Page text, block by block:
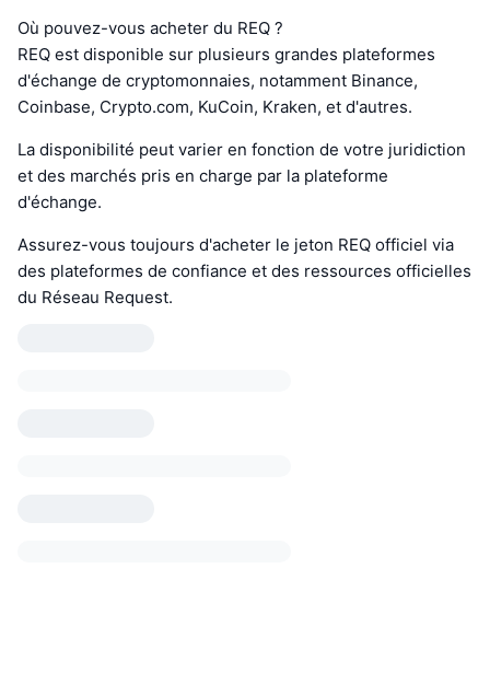
Où pouvez-vous acheter du REQ ?
REQ est disponible sur plusieurs grandes plateformes
d'échange de cryptomonnaies, notamment Binance,
Coinbase, Crypto.com, KuCoin, Kraken, et d'autres.
La disponibilité peut varier en fonction de votre juridiction
et des marchés pris en charge par la plateforme
d'échange.
Assurez-vous toujours d'acheter le jeton REQ officiel via
des plateformes de confiance et des ressources officielles
du Réseau Request.